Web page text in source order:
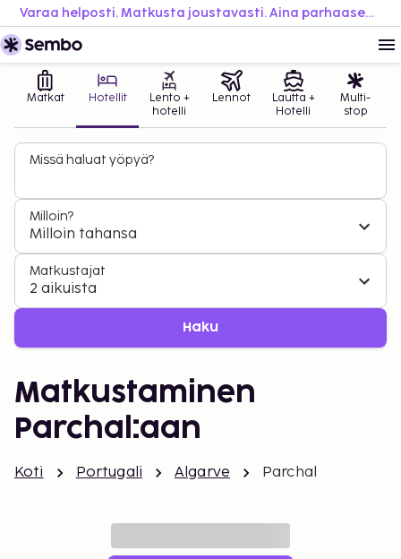
Varaa helposti. Matkusta joustavasti. Aina parhaaseen hintaan.
Matkat Hotellit
Lento +
hotelli
Lennot
Lautta +
Hotelli
Multi-
stop
Missä haluat yöpyä?
Milloin?
Milloin tahansa
Matkustajat
2 aikuista
Haku
Matkustaminen
Parchal:aan
Koti Portugali Algarve Parchal